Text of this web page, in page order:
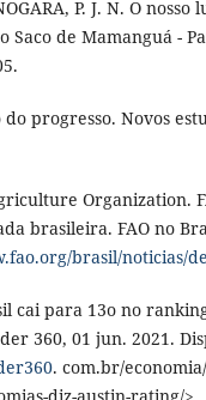
P. J. N. O
Saco de Mamanguá -
do progresso. Novos
Organization.
brasileira. FAO no
brasil/noticias/
cai para 13o no
360, 01 jun. 2021.
. com.br/
diz-austin-rating/>.